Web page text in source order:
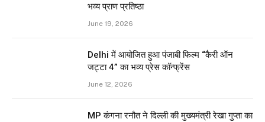
भव्य प्राण प्रतिष्ठा
June 19, 2026
Delhi में आयोजित हुआ पंजाबी फिल्म “कैरी ऑन
जट्टा 4” का भव्य प्रेस कॉन्फ्रेंस
June 12, 2026
MP कंगना रनौत ने दिल्ली की मुख्यमंत्री रेखा गुप्ता का